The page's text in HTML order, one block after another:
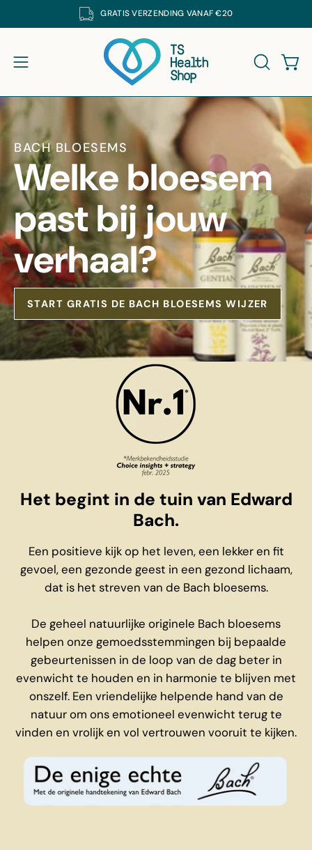
naar
DE SUPPLEMENTEN VAN DE CRUYDHOF MET 25% KORTING. CODE:
GRATISVERZENDING VANAF €20
Navigatiemenu openen
BACH BLOESEMS
Welke bloesem
past bij jouw
verhaal?
START GRATIS DE BACH BLOESEMS WIJZER
Het begint in de tuin van Edward
Bach.
Een positieve kijk op het leven, een lekker en fit
gevoel, een gezonde geest in een gezond lichaam,
dat is het streven van de Bach bloesems.
De geheel natuurlijke originele Bach bloesems
helpen onze gemoedsstemmingen bij bepaalde
gebeurtenissen in de loop van de dag beter in
evenwicht te houden en in harmonie te blijven met
onszelf. Een vriendelijke helpende hand van de
natuur om ons emotioneel evenwicht terug te
vinden en vrolijk en vol vertrouwen vooruit te kijken.